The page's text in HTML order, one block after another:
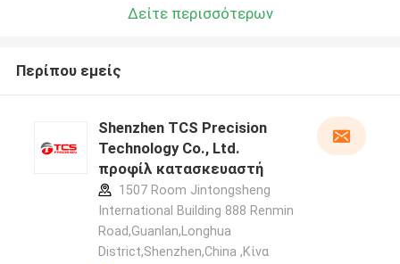
Δείτε περισσότερων
Περίπου εμείς
Shenzhen TCS Precision
Technology Co., Ltd.
προφίλ κατασκευαστή
1507 Room Jintongsheng
International Building 888 Renmin
Road,Guanlan,Longhua
District,Shenzhen,China ,Κίνα